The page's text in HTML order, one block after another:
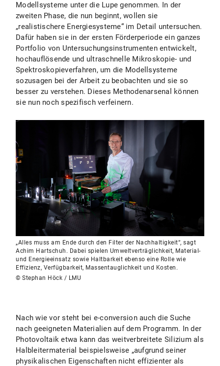
Modellsysteme unter die Lupe genommen. In der
zweiten Phase, die nun beginnt, wollen sie
„realistischere Energiesysteme“ im Detail untersuchen.
Dafür haben sie in der ersten Förderperiode ein ganzes
Portfolio von Untersuchungsinstrumenten entwickelt,
hochauflösende und ultraschnelle Mikroskopie- und
Spektroskopieverfahren, um die Modellsysteme
sozusagen bei der Arbeit zu beobachten und sie so
besser zu verstehen. Dieses Methodenarsenal können
sie nun noch spezifisch verfeinern.
„Alles muss am Ende durch den Filter der Nachhaltigkeit“, sagt
Achim Hartschuh. Dabei spielen Umweltverträglichkeit, Material-
und Energieeinsatz sowie Haltbarkeit ebenso eine Rolle wie
Effizienz, Verfügbarkeit, Massentauglichkeit und Kosten.
© Stephan Höck / LMU
Nach wie vor steht bei e-conversion auch die Suche
nach geeigneten Materialien auf dem Programm. In der
Photovoltaik etwa kann das weitverbreitete Silizium als
Halbleitermaterial beispielsweise „aufgrund seiner
physikalischen Eigenschaften nicht effizienter als